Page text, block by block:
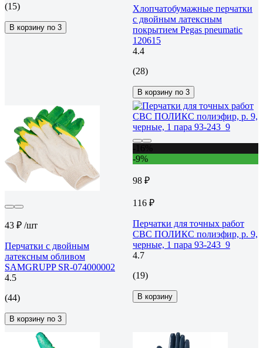
(15)
В корзину по 3
Хлопчатобумажные перчатки
с двойным латексным
покрытием Pegas pneumatic
120615
4.4
(28)
В корзину по 3
43 ₽ /шт
Перчатки с двойным
латексным обливом
SAMGRUPP SR-074000002
4.5
(44)
В корзину по 3
-9%
98 ₽
116 ₽
Перчатки для точных работ
СВС ПОЛИКС полиэфир, р. 9,
черные, 1 пара 93-243_9
4.7
(19)
В корзину